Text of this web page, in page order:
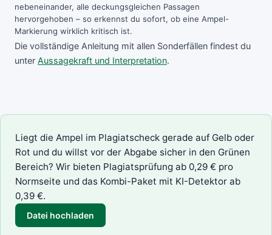
nebeneinander, alle deckungsgleichen Passagen
hervorgehoben – so erkennst du sofort, ob eine Ampel-
Markierung wirklich kritisch ist.
Die vollständige Anleitung mit allen Sonderfällen findest du
unter Aussagekraft und Interpretation.
Liegt die Ampel im Plagiatscheck gerade auf Gelb oder
Rot und du willst vor der Abgabe sicher in den Grünen
Bereich? Wir bieten Plagiatsprüfung ab 0,29 € pro
Normseite und das Kombi-Paket mit KI-Detektor ab
0,39 €.
Datei hochladen